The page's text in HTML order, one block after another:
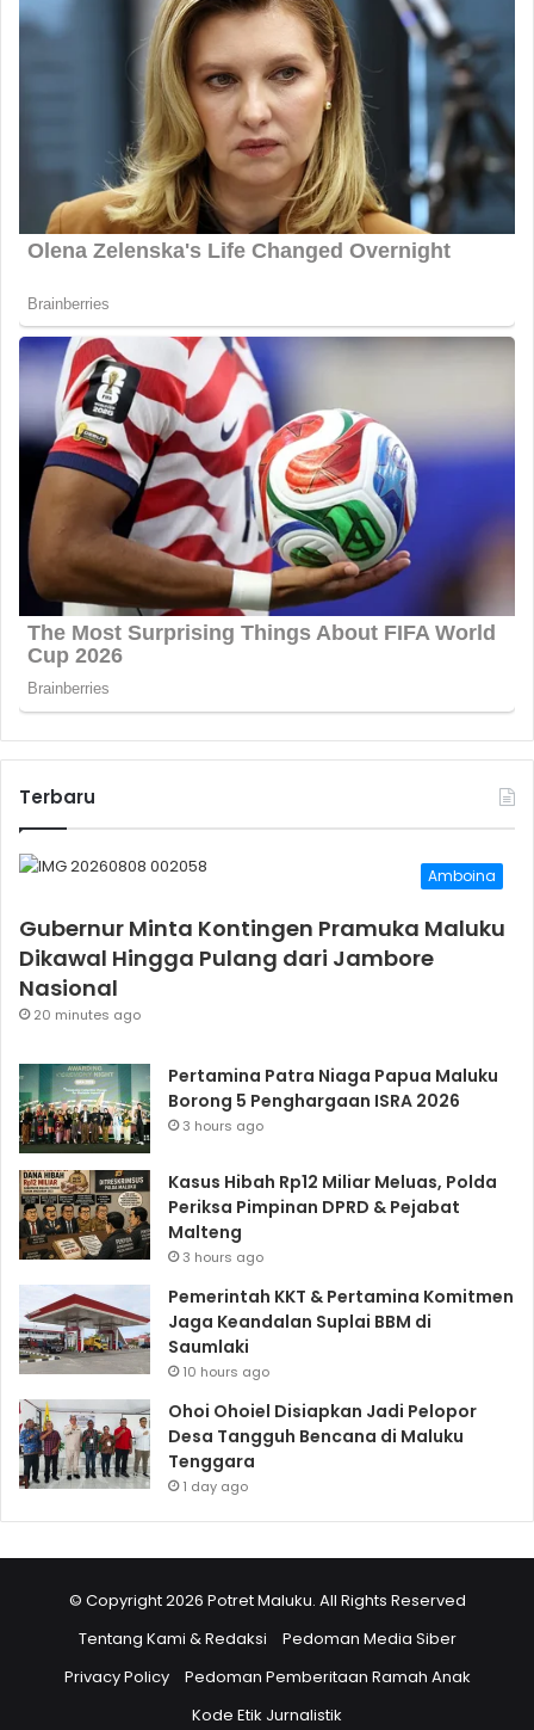
Terbaru
Amboina
Gubernur Minta Kontingen Pramuka Maluku
Dikawal Hingga Pulang dari Jambore
Nasional
20 minutes ago
Pertamina Patra Niaga Papua Maluku
Borong 5 Penghargaan ISRA 2026
3 hours ago
Kasus Hibah Rp12 Miliar Meluas, Polda
Periksa Pimpinan DPRD & Pejabat
Malteng
3 hours ago
Pemerintah KKT & Pertamina Komitmen
Jaga Keandalan Suplai BBM di
Saumlaki
10 hours ago
Ohoi Ohoiel Disiapkan Jadi Pelopor
Desa Tangguh Bencana di Maluku
Tenggara
1 day ago
© Copyright 2026 Potret Maluku. All Rights Reserved
Tentang Kami & Redaksi
Pedoman Media Siber
Privacy Policy
Pedoman Pemberitaan Ramah Anak
Kode Etik Jurnalistik